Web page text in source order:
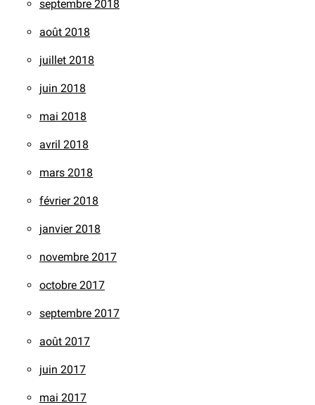
septembre 2018
août 2018
juillet 2018
juin 2018
mai 2018
avril 2018
mars 2018
février 2018
janvier 2018
novembre 2017
octobre 2017
septembre 2017
août 2017
juin 2017
mai 2017